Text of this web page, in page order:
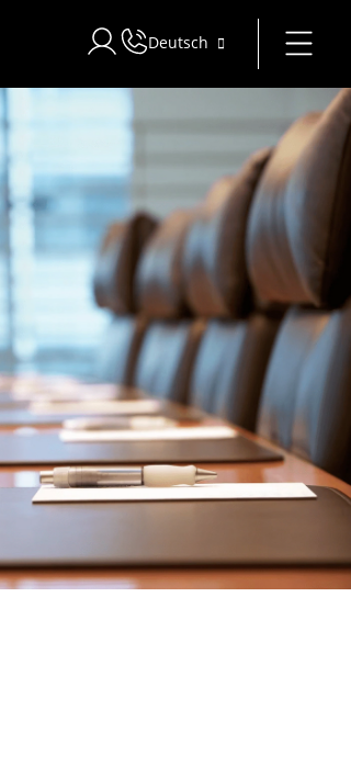
Bei Star Traveler oder Corporate
Deutsch